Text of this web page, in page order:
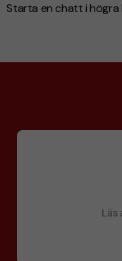
Starta en chatt i högra